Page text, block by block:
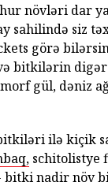
növləri dar
sahilində siz
görə
bitkilərin
gül, dəniz
ilə kiçik
schitolistye
bitki nadir növ